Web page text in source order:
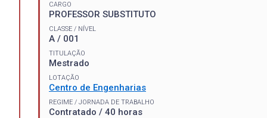
CARGO
PROFESSOR SUBSTITUTO
CLASSE / NÍVEL
A / 001
TITULAÇÃO
Mestrado
LOTAÇÃO
Centro de Engenharias
REGIME / JORNADA DE TRABALHO
Contratado / 40 horas